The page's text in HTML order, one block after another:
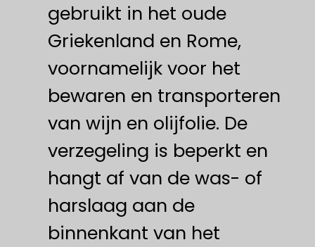
gebruikt in het oude
Griekenland en Rome,
voornamelijk voor het
bewaren en transporteren
van wijn en olijfolie. De
verzegeling is beperkt en
hangt af van de was- of
harslaag aan de
binnenkant van het